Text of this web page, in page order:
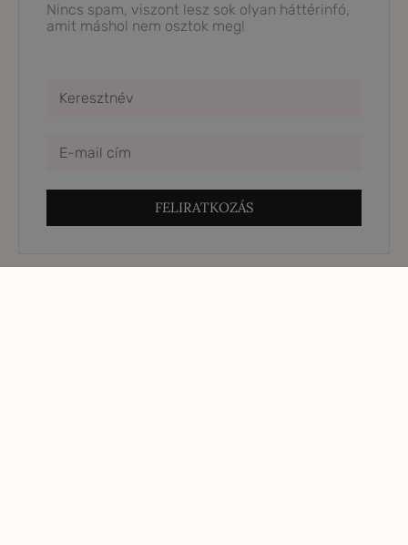
Nincs spam, viszont lesz sok olyan háttérinfó,
amit máshol nem osztok meg!
FELIRATKOZÁS